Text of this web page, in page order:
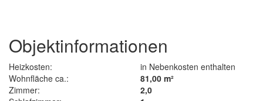
Objektinformationen
Heizkosten:
in Nebenkosten enthalten
Wohnfläche ca.:
81,00 m²
Zimmer:
2,0